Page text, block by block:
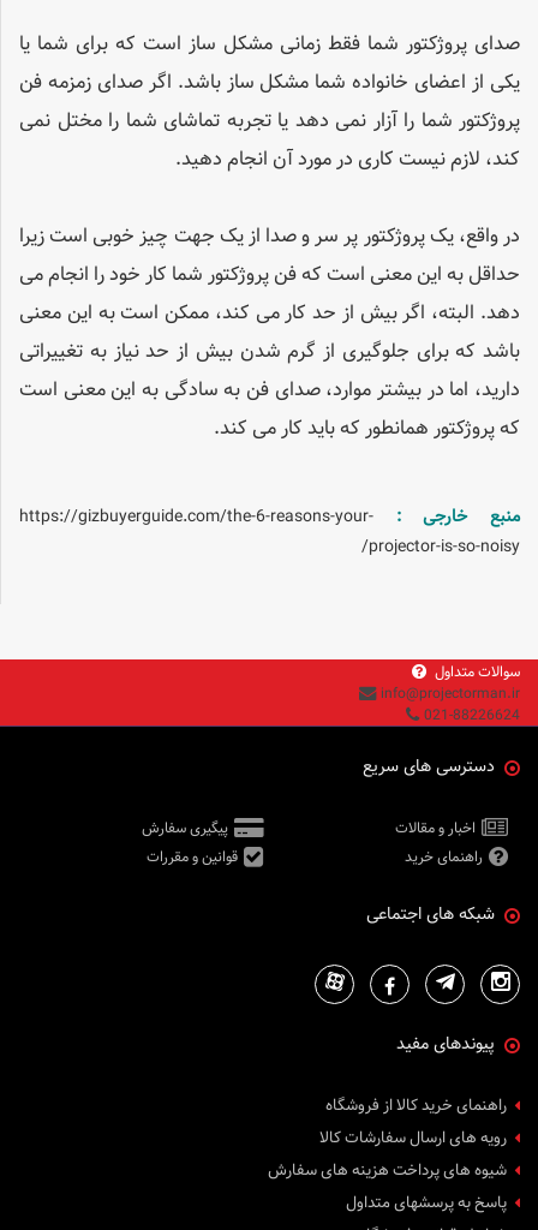
صدای پروژکتور شما فقط زمانی مشکل ساز است که برای شما یا
یکی از اعضای خانواده شما مشکل ساز باشد. اگر صدای زمزمه فن
پروژکتور شما را آزار نمی دهد یا تجربه تماشای شما را مختل نمی
کند، لازم نیست کاری در مورد آن انجام دهید.
در واقع، یک پروژکتور پر سر و صدا از یک جهت چیز خوبی است زیرا
حداقل به این معنی است که فن پروژکتور شما کار خود را انجام می
دهد. البته، اگر بیش از حد کار می کند، ممکن است به این معنی
باشد که برای جلوگیری از گرم شدن بیش از حد نیاز به تغییراتی
دارید، اما در بیشتر موارد، صدای فن به سادگی به این معنی است
که پروژکتور همانطور که باید کار می کند.
منبع خارجی :
https://gizbuyerguide.com/the-6-reasons-your-
projector-is-so-noisy/
سوالات متداول
info@projectorman.ir
021-88226624
دسترسی های سریع
اخبار و مقالات
پیگیری سفارش
راهنمای خرید
قوانین و مقررات
شبکه های اجتماعی
پیوندهای مفید
راهنمای خرید کالا از فروشگاه
رویه های ارسال سفارشات کالا
شیوه های پرداخت هزینه های سفارش
پاسخ به پرسشهای متداول